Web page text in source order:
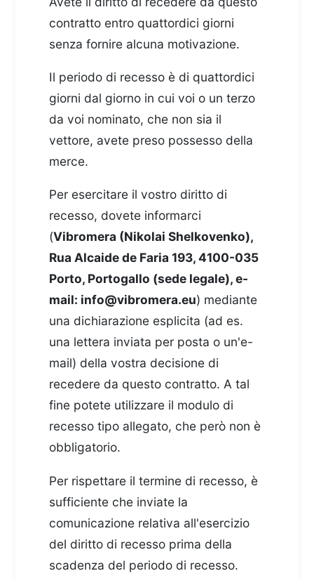
contratto entro quattordici giorni
senza fornire alcuna motivazione.
Il periodo di recesso è di quattordici
giorni dal giorno in cui voi o un terzo
da voi nominato, che non sia il
vettore, avete preso possesso della
merce.
Per esercitare il vostro diritto di
recesso, dovete informarci
(Vibromera (Nikolai Shelkovenko),
Rua Alcaide de Faria 193, 4100-035
Porto, Portogallo (sede legale), e-
mail: info@vibromera.eu) mediante
una dichiarazione esplicita (ad es.
una lettera inviata per posta o un'e-
mail) della vostra decisione di
recedere da questo contratto. A tal
fine potete utilizzare il modulo di
recesso tipo allegato, che però non è
obbligatorio.
Per rispettare il termine di recesso, è
sufficiente che inviate la
comunicazione relativa all'esercizio
del diritto di recesso prima della
scadenza del periodo di recesso.